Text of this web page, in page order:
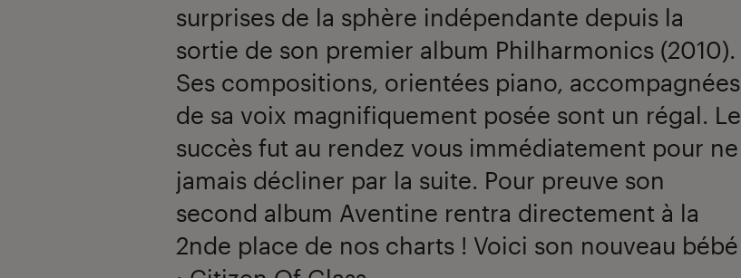
surprises de la sphère indépendante depuis la
sortie de son premier album Philharmonics (2010).
Ses compositions, orientées piano, accompagnées
de sa voix magnifiquement posée sont un régal. Le
succès fut au rendez vous immédiatement pour ne
jamais décliner par la suite. Pour preuve son
second album Aventine rentra directement à la
2nde place de nos charts ! Voici son nouveau bébé